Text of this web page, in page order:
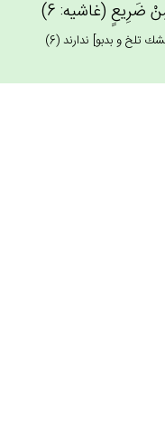
ضَرِيع‌ٍ (غاشيه: 6)
تلخ و بدبو] ندارند (6)